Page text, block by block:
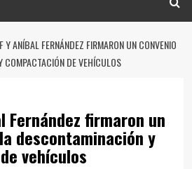
Y ANÍBAL FERNÁNDEZ FIRMARON UN CONVENIO
COMPACTACIÓN DE VEHÍCULOS
Fernández firmaron un
descontaminación y
vehículos